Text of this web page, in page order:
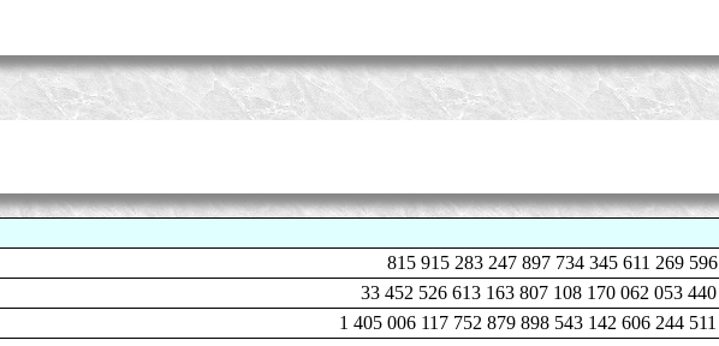
815 915 283 247 897 734 345 611 269
33 452 526 613 163 807 108 170 062 053
1 405 006 117 752 879 898 543 142 606 244